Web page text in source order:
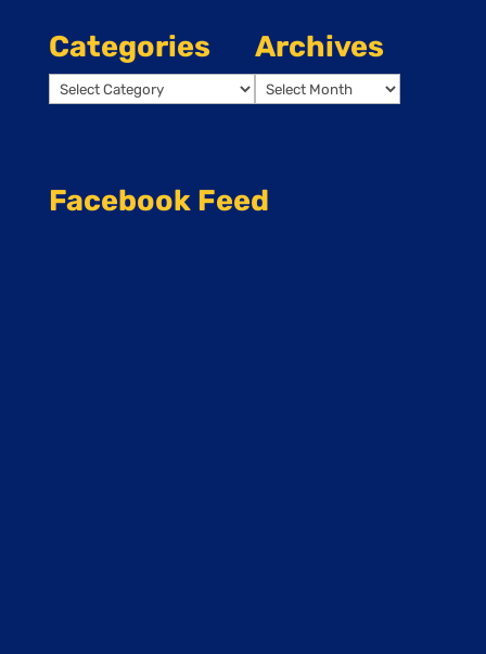
Categories
Categories
Archives
Archives
Facebook Feed